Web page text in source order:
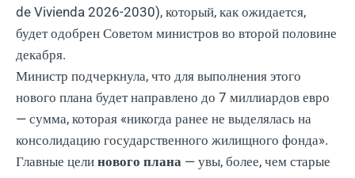
de Vivienda 2026-2030), который, как ожидается,
будет одобрен Советом министров во второй половине
декабря.
Министр подчеркнула, что для выполнения этого
нового плана будет направлено до 7 миллиардов евро
— сумма, которая «никогда ранее не выделялась на
консолидацию государственного жилищного фонда».
Главные цели нового плана — увы, более, чем старые